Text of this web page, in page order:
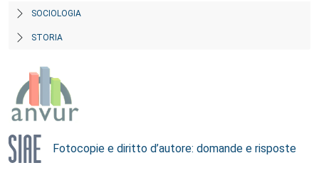
SOCIOLOGIA
STORIA
Fotocopie e diritto d’autore: domande e risposte